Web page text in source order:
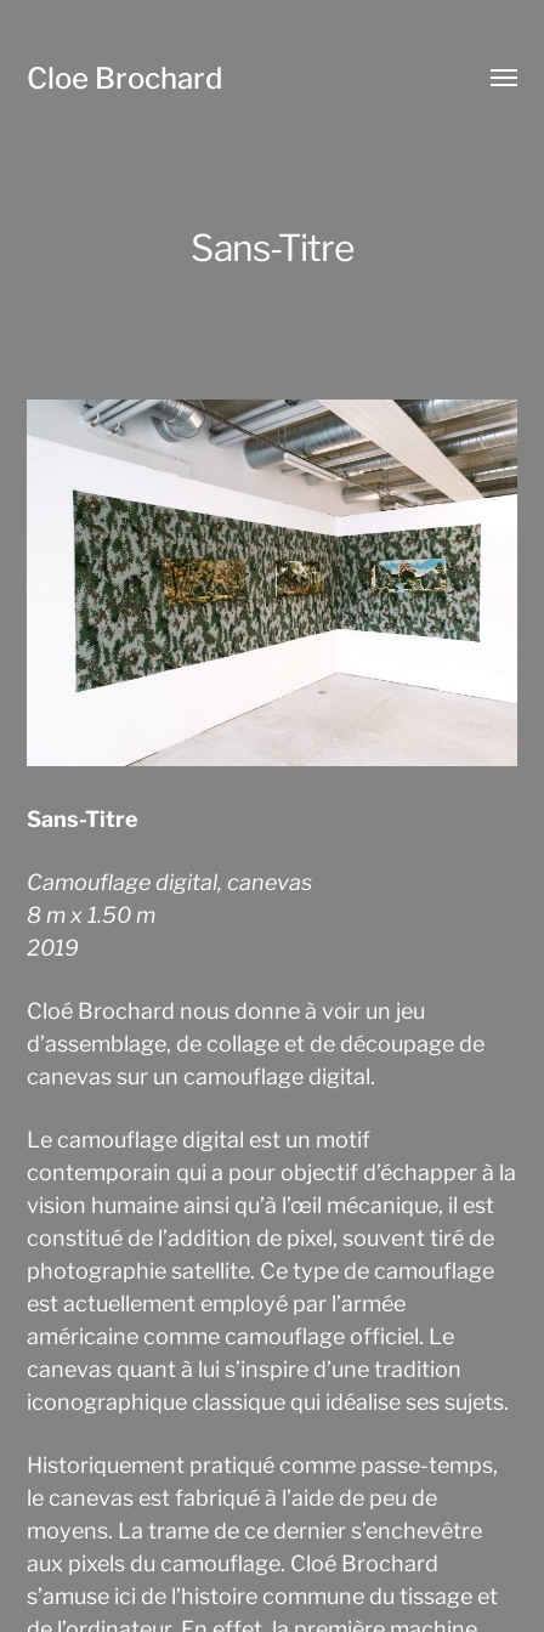
Cloe Brochard
Sans-Titre
Sans-Titre
Camouflage digital, canevas
8 m x 1.50 m
2019
Cloé Brochard nous donne à voir un jeu
d’assemblage, de collage et de découpage de
canevas sur un camouflage digital.
Le camouflage digital est un motif
contemporain qui a pour objectif d’échapper à la
vision humaine ainsi qu’à l’œil mécanique, il est
constitué de l’addition de pixel, souvent tiré de
photographie satellite. Ce type de camouflage
est actuellement employé par l’armée
américaine comme camouflage officiel. Le
canevas quant à lui s’inspire d’une tradition
iconographique classique qui idéalise ses sujets.
Historiquement pratiqué comme passe-temps,
le canevas est fabriqué à l’aide de peu de
moyens. La trame de ce dernier s’enchevêtre
aux pixels du camouflage. Cloé Brochard
s’amuse ici de l’histoire commune du tissage et